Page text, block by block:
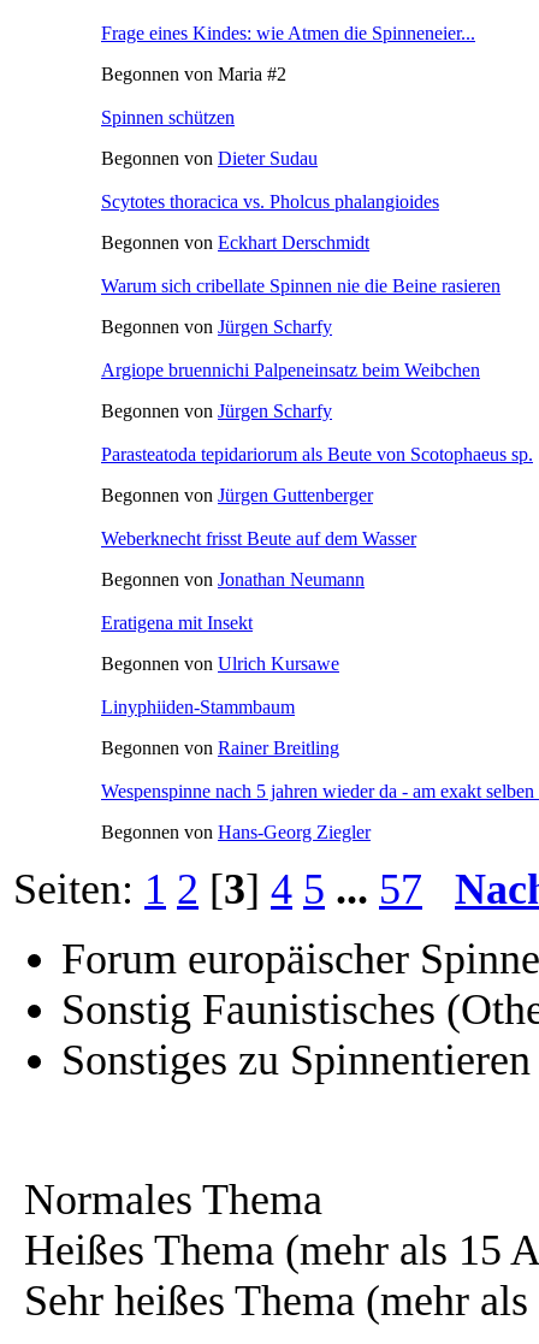
Frage eines Kindes: wie Atmen die Spinneneier...
Begonnen von Maria #2
Spinnen schützen
Begonnen von Dieter Sudau
Scytotes thoracica vs. Pholcus phalangioides
Begonnen von Eckhart Derschmidt
Warum sich cribellate Spinnen nie die Beine rasieren
Begonnen von Jürgen Scharfy
Argiope bruennichi Palpeneinsatz beim Weibchen
Begonnen von Jürgen Scharfy
Parasteatoda tepidariorum als Beute von Scotophaeus sp.
Begonnen von Jürgen Guttenberger
Weberknecht frisst Beute auf dem Wasser
Begonnen von Jonathan Neumann
Eratigena mit Insekt
Begonnen von Ulrich Kursawe
Linyphiiden-Stammbaum
Begonnen von Rainer Breitling
Wespenspinne nach 5 jahren wieder da - am exakt
Begonnen von Hans-Georg Ziegler
Seiten: 1 2 [3] 4 5 ... 57
Forum europäischer
Sonstig Faunistisches
Sonstiges zu
Normales Thema
Heißes Thema (mehr als 15
Sehr heißes Thema (mehr